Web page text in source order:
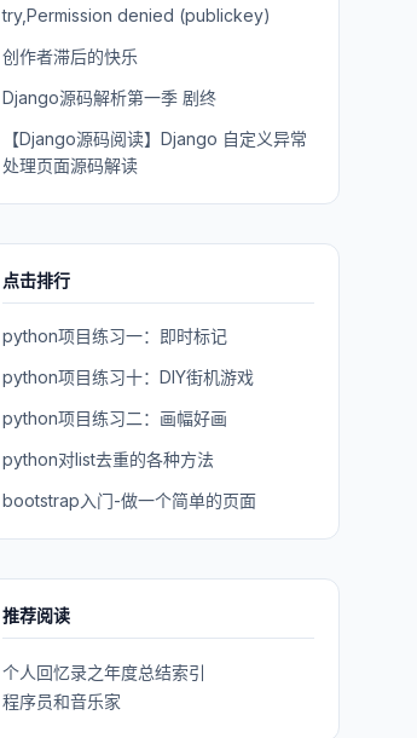
try,Permission denied (publickey)
创作者滞后的快乐
Django源码解析第一季 剧终
【Django源码阅读】Django 自定义异常
处理页面源码解读
点击排行
python项目练习一：即时标记
python项目练习十：DIY街机游戏
python项目练习二：画幅好画
python对list去重的各种方法
bootstrap入门-做一个简单的页面
推荐阅读
个人回忆录之年度总结索引
程序员和音乐家